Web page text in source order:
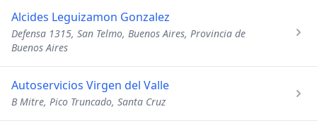
Alcides Leguizamon Gonzalez
Defensa 1315, San Telmo, Buenos Aires, Provincia de
Buenos Aires
Autoservicios Virgen del Valle
B Mitre, Pico Truncado, Santa Cruz